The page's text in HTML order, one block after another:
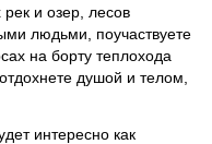
рек и озер, лесов
людьми, поучаствуете
на борту теплохода
душой и телом,
интересно как